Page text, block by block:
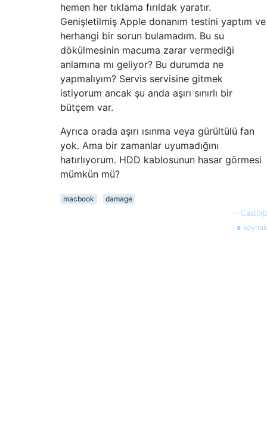
hemen her tıklama fırıldak yaratır.
Genişletilmiş Apple donanım testini yaptım ve
herhangi bir sorun bulamadım. Bu su
dökülmesinin macuma zarar vermediği
anlamına mı geliyor? Bu durumda ne
yapmalıyım? Servis servisine gitmek
istiyorum ancak şu anda aşırı sınırlı bir
bütçem var.
Ayrıca orada aşırı ısınma veya gürültülü fan
yok. Ama bir zamanlar uyumadığını
hatırlıyorum. HDD kablosunun hasar görmesi
mümkün mü?
macbook
damage
— Castorp
kaynak